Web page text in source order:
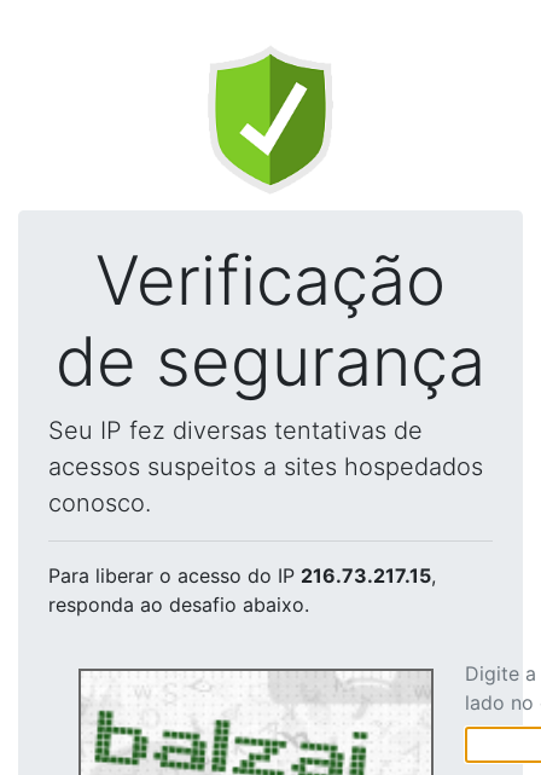
Verificação
de segurança
Seu IP fez diversas tentativas de
acessos suspeitos a sites hospedados
conosco.
Para liberar o acesso do IP 216.73.217.15,
responda ao desafio abaixo.
Digite
lado no